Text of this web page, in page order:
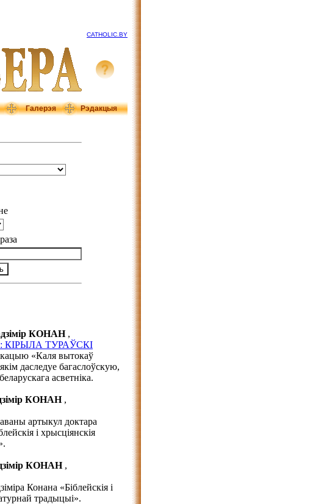
CATHOLIC.BY
Галерэя Рэдакцыя
КОНАН ,
ТУРАЎСКІ
«Каля вытокаў
даследуе багаслоўскую,
асветніка.
КОНАН ,
артыкул доктара
і хрысціянскія
КОНАН ,
Конана «Біблейскія і
традыцыі».